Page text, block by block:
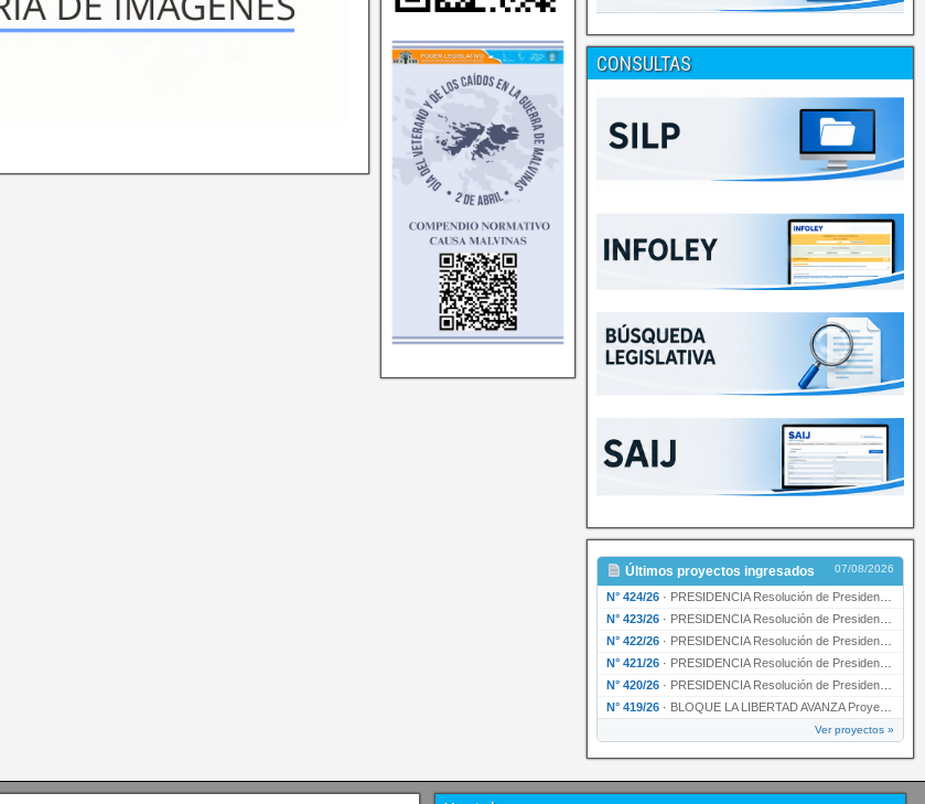
CONSULTAS
Últimos proyectos ingresados 07/08/2026
N° 424/26 · PRESIDENCIA Resolución de Presidencia Nº 210/26 declarando de interés provincial el proyec…
N° 423/26 · PRESIDENCIA Resolución de Presidencia Nº 209/26 declarando de interés provincial la presen…
N° 422/26 · PRESIDENCIA Resolución de Presidencia N° 200/26 para su ratificación.
N° 421/26 · PRESIDENCIA Resolución de Presidencia N° 199/26 para su ratificación.
N° 420/26 · PRESIDENCIA Resolución de Presidencia N° 198/26 para su ratificación.
N° 419/26 · BLOQUE LA LIBERTAD AVANZA Proyecto de Ley declarando la esencialidad del servicio educativ…
Ver proyectos »